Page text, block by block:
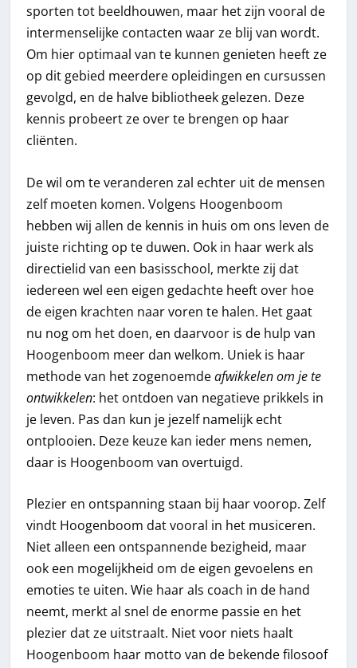
sporten tot beeldhouwen, maar het zijn vooral de
intermenselijke contacten waar ze blij van wordt.
Om hier optimaal van te kunnen genieten heeft ze
op dit gebied meerdere opleidingen en cursussen
gevolgd, en de halve bibliotheek gelezen. Deze
kennis probeert ze over te brengen op haar
cliënten.
De wil om te veranderen zal echter uit de mensen
zelf moeten komen. Volgens Hoogenboom
hebben wij allen de kennis in huis om ons leven de
juiste richting op te duwen. Ook in haar werk als
directielid van een basisschool, merkte zij dat
iedereen wel een eigen gedachte heeft over hoe
de eigen krachten naar voren te halen. Het gaat
nu nog om het doen, en daarvoor is de hulp van
Hoogenboom meer dan welkom. Uniek is haar
methode van het zogenoemdeafwikkelen om je te
ontwikkelen: het ontdoen van negatieve prikkels in
je leven. Pas dan kun je jezelf namelijk echt
ontplooien. Deze keuze kan ieder mens nemen,
daar is Hoogenboom van overtuigd.
Plezier en ontspanning staan bij haar voorop. Zelf
vindt Hoogenboom dat vooral in het musiceren.
Niet alleen een ontspannende bezigheid, maar
ook een mogelijkheid om de eigen gevoelens en
emoties te uiten. Wie haar als coach in de hand
neemt, merkt al snel de enorme passie en het
plezier dat ze uitstraalt. Niet voor niets haalt
Hoogenboom haar motto van de bekende filosoof